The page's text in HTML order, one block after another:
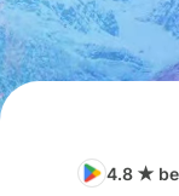
4.8 ★